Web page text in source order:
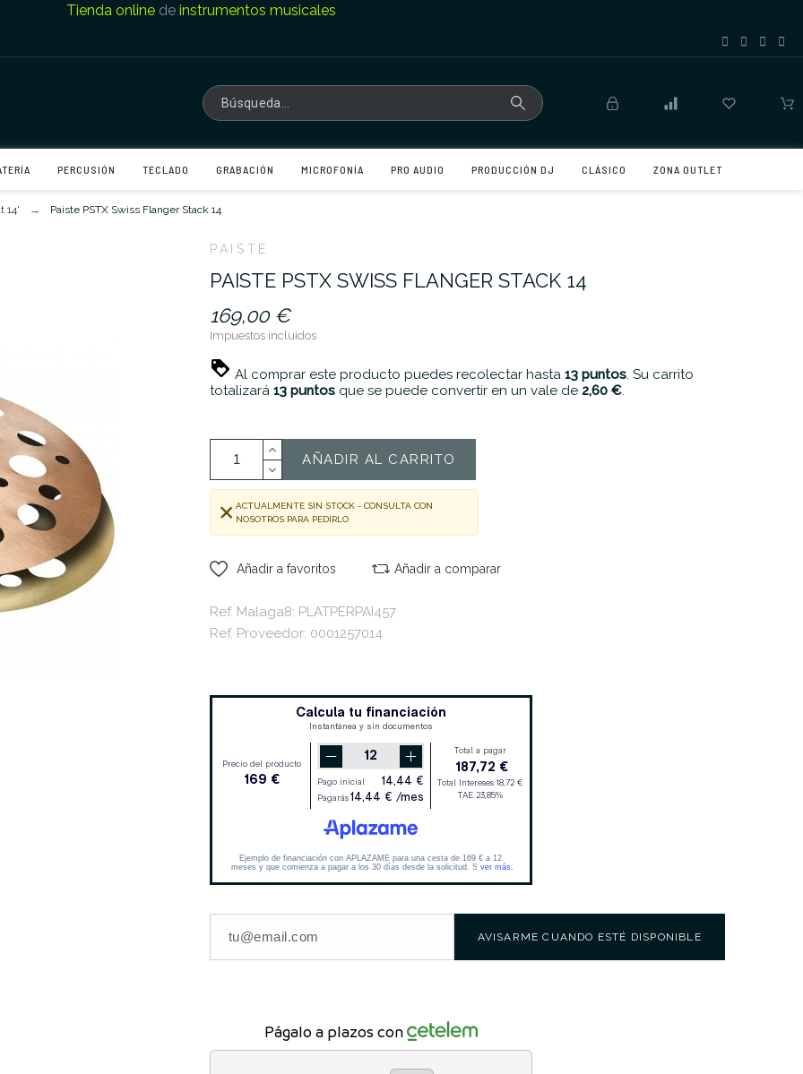
Tienda onlinede instrumentos musicales
PERCUSIÓN TECLADO GRABACIÓN MICROFONÍA PRO AUDIO PRODUCCIÓN DJ CLÁSICO ZONA OUTLET
14' Paiste PSTX Swiss Flanger Stack 14
PAISTE
PAISTE PSTX SWISS FLANGER STACK 14
169,00 €
Impuestos incluidos
Al comprar este producto puedes recolectar hasta 13 puntos. Su carrito
totalizará 13 puntos que se puede convertir en un vale de 2,60 €.
AÑADIR AL CARRITO
ACTUALMENTE SIN STOCK - CONSULTA CON
NOSOTROS PARA PEDIRLO
Añadir a favoritos Añadir a comparar
Ref. Malaga8: PLATPERPAI457
Ref. Proveedor: 0001257014
AVISARME CUANDO ESTÉ DISPONIBLE
Págalo a plazos con